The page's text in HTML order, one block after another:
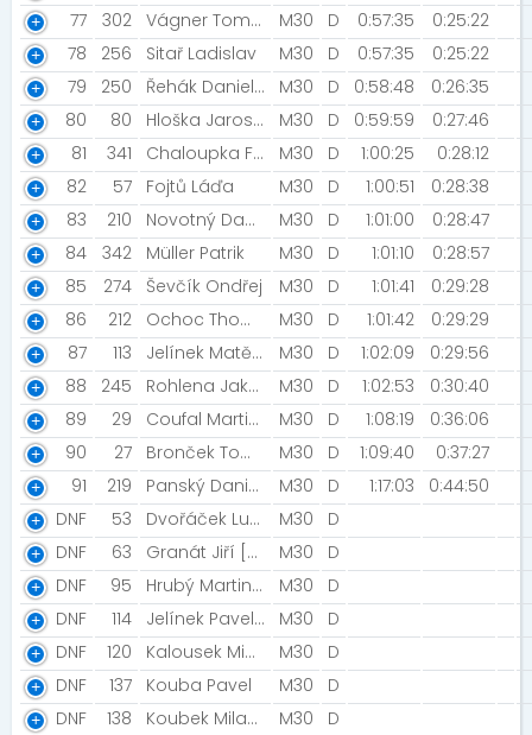
77
302 Vágner Tomáš M30 D 0:57:35
0:25:22
78
256 Sitař Ladislav M30 D 0:57:35
0:25:22
79
250 Řehák Daniel [Rokytno ] M30 D 0:58:48
0:26:35
80
80 Hloška Jaroslav [Golden Gate Nové Město nad Metují] M30 D 0:59:59
0:27:46
81
341 Chaloupka František M30 D 1:00:25
0:28:12
82
57 Fojtů Láďa M30 D 1:00:51
0:28:38
83
210 Novotný Dawe [Mokrý banditi] M30 D 1:01:00
0:28:47
84
342 Müller Patrik M30 D 1:01:10
0:28:57
85
274 Ševčík Ondřej M30 D 1:01:41
0:29:28
86
212 Ochoc Thomas M30 D 1:01:42
0:29:29
87
113 Jelínek Matěj [Rychlá Rota b.s.] M30 D 1:02:09
0:29:56
88
245 Rohlena Jakub M30 D 1:02:53
0:30:40
89
29 Coufal Martin [SALAEGRO MEDICAL RACING TEAM ] M30 D 1:08:19
0:36:06
90
27 Bronček Tomáš [Penny Market s.r.o.] M30 D 1:09:40
0:37:27
91
219 Panský Daniel [FVeZy] M30 D 1:17:03
0:44:50
DNF
53 Dvořáček Lukáš M30
D
DNF
63 Granát Jiří [NN2019] M30
D
DNF
95 Hrubý Martin [CzechTRI K. Team] M30
D
DNF
114 Jelínek Pavel [TJ Sokol Nový Bydžov] M30
D
DNF
120 Kalousek Michal M30
D
DNF
137 Kouba Pavel M30
D
DNF
138 Koubek Milan [NN2020] M30 D